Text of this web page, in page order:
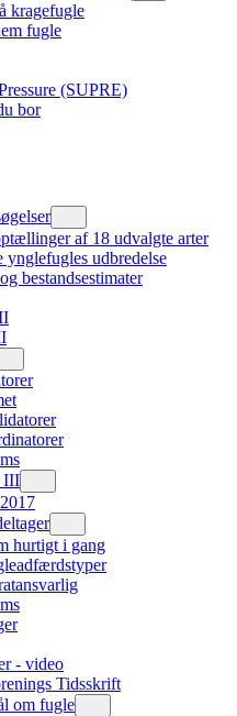
kragefugle
fugle
(SUPRE)
bor
af 18 udvalgte arter
ynglefugles udbredelse
bestandsestimater
III
hurtigt i gang
- video
Tidsskrift
om fugle